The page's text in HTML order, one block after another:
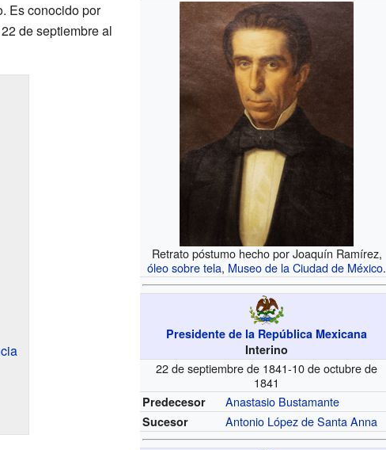
Retrato póstumo hecho por Joaquín Ramírez,
óleo sobre tela, Museo de la Ciudad de México.
Presidente de la República Mexicana
Interino
22 de septiembre de 1841-10 de octubre de
1841
Predecesor Anastasio Bustamante
Sucesor Antonio López de Santa Anna
Es conocido por
de septiembre al